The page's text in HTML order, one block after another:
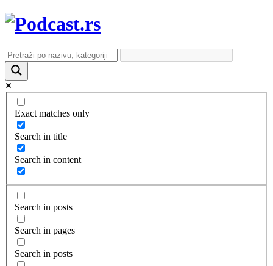
Exact matches only
Search in title
Search in content
Search in posts
Search in pages
Search in posts